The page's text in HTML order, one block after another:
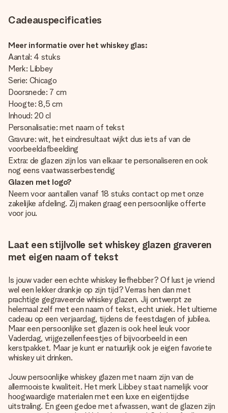
Cadeauspecificaties
Meer informatie over het whiskey glas:
Aantal: 4 stuks
Merk: Libbey
Serie: Chicago
Doorsnede: 7 cm
Hoogte: 8,5 cm
Inhoud: 20 cl
Personalisatie: met naam of tekst
Gravure: wit, het eindresultaat wijkt dus iets af van de
voorbeeldafbeelding
Extra: de glazen zijn los van elkaar te personaliseren en ook
nog eens vaatwasserbestendig
Glazen met logo?
Neem voor aantallen vanaf 18 stuks contact op met onze
zakelijke afdeling. Zij maken graag een persoonlijke offerte
voor jou.
Laat een stijlvolle set whiskey glazen graveren
met eigen naam of tekst
Is jouw vader een echte whiskey liefhebber? Of lust je vriend
wel een lekker drankje op zijn tijd? Verras hen dan met
prachtige gegraveerde whiskey glazen. Jij ontwerpt ze
helemaal zelf met een naam of tekst, echt uniek. Het ultieme
cadeau op een verjaardag, tijdens de feestdagen of jubilea.
Maar een persoonlijke set glazen is ook heel leuk voor
Vaderdag, vrijgezellenfeestjes of bijvoorbeeld in een
kerstpakket. Maar je kunt er natuurlijk ook je eigen favoriete
whiskey uit drinken.
Jouw persoonlijke whiskey glazen met naam zijn van de
allermooiste kwaliteit. Het merk Libbey staat namelijk voor
hoogwaardige materialen met een luxe en eigentijdse
uitstraling. En geen gedoe met afwassen, want de glazen zijn